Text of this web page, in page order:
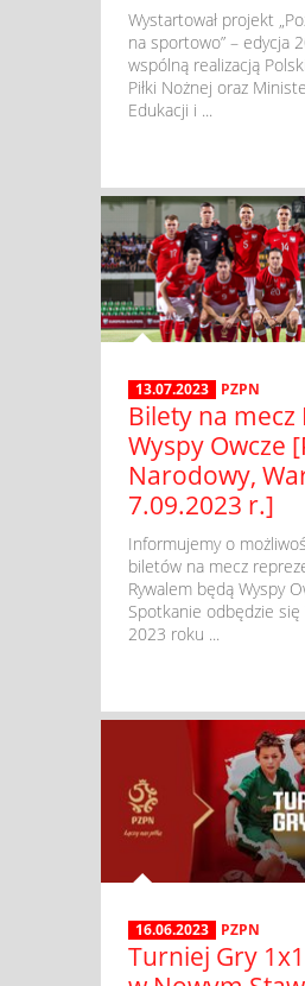
Wystartował projekt
na sportowo” – edycja
wspólną realizacją
Piłki Nożnej oraz
Edukacji i ...
13.07.2023 PZPN
Bilety na mecz
Wyspy Owcze
Narodowy,
7.09.2023 r.]
Informujemy o
biletów na mecz
Rywalem będą Wyspy
Spotkanie odbędzie
2023 roku ...
16.06.2023 PZPN
Turniej Gry